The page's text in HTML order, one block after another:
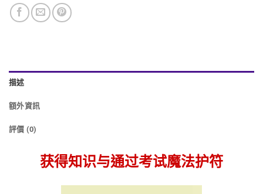
描述
額外資訊
評價 (0)
获得知识与通过考试魔法护符